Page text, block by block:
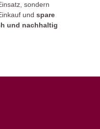
sondern
und spare
und nachhaltig